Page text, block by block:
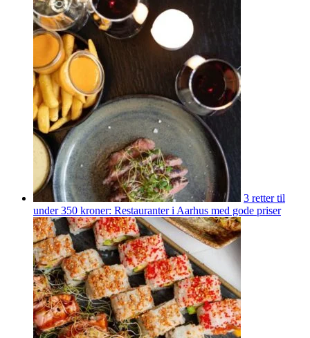
3 retter til
under 350 kroner: Restauranter i Aarhus med gode priser